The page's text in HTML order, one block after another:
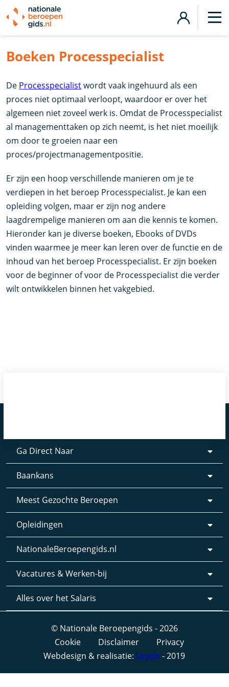
Boeken Processpecialist
De Processpecialistwordt vaak ingehuurd als een
proces niet optimaal verloopt, waardoor er over het
algemeen niet zoveel werk is. Omdat de Processpecialist
al managementtaken op zich neemt, is het niet moeilijk
om door te groeien naar een
proces/projectmanagementpositie.
Er zijn een hoop verschillende manieren om je te
verdiepen in het beroep Processpecialist. Je kan een
opleiding volgen, maar er zijn nog andere
laagdrempelige manieren om aan die kennis te komen.
Hieronder kan je diverse boeken, Ebooks of DVDs
vinden waarmee je meer kan leren over de functie en de
inhoud van het beroep Processpecialist. Er zijn boeken
voor de beginner of voor de Processpecialist die verder
wilt ontwikkelen binnen het vakgebied.
Ga Direct Naar
Baankans
Meest Gezochte Beroepen
Opleidingen
NationaleBeroepengids.nl
Vacatures & Werken-bij
Alles over het Salaris
© Nationale Beroepengids - 2026
Cookie
Disclaimer
Privacy
Webdesign & realisatie: Loyals - 2019